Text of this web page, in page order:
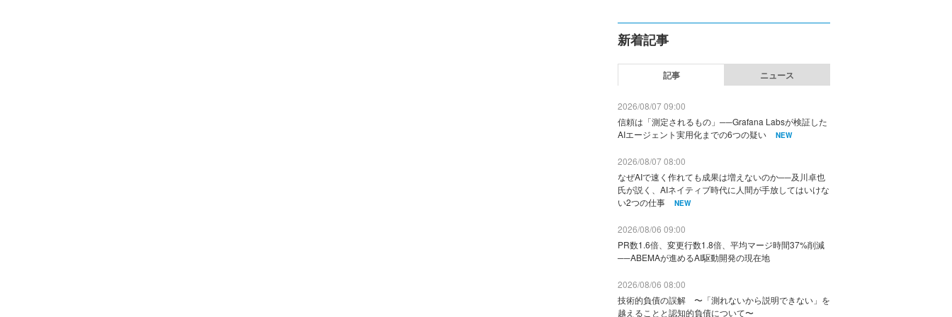
新着記事
記事 ニュース
2026/08/07 09:00
信頼は「測定されるもの」──Grafana Labsが検証した
AIエージェント実用化までの6つの疑い
NEW
2026/08/07 08:00
なぜAIで速く作れても成果は増えないのか──及川卓也
氏が説く、AIネイティブ時代に人間が手放してはいけな
い2つの仕事
NEW
2026/08/06 09:00
PR数1.6倍、変更行数1.8倍、平均マージ時間37%削減
──ABEMAが進めるAI駆動開発の現在地
2026/08/06 08:00
技術的負債の誤解 〜「測れないから説明できない」を
越えることと認知的負債について〜